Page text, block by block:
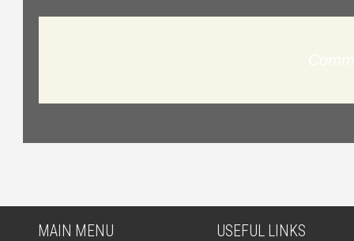
MAIN MENU USEFUL LINKS